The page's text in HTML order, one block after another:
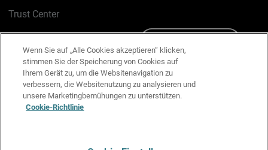
Trust Center
Cookie-Richtlinie
Datenschutzrichtlinie
Media & Brand Kit
Wenn Sie auf „Alle Cookies akzeptieren“ klicken,
stimmen Sie der Speicherung von Cookies auf
Ihrem Gerät zu, um die Websitenavigation zu
verbessern, die Websitenutzung zu analysieren und
unsere Marketingbemühungen zu unterstützen.
Cookie-Richtlinie